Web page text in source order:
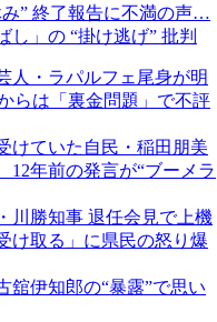
” 終了報告に不満の声…
」の “掛け逃げ” 批判
人・ラパルフェ尾身が明
らは「裏金問題」で不評
けていた自民・稲田朋美
12年前の発言が“ブーメラ
川勝知事 退任会見で上機
け取る」に県民の怒り爆
舘伊知郎の“暴露”で思い